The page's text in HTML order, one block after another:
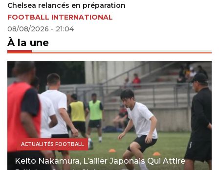
Premiership
15/06/2026 - 20:17
À la une
ACTUALITÉS FOOTBALL
Keito Nakamura, L’ailier Japonais Qui Attire